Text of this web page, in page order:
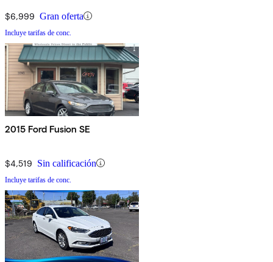
$6,999 Gran oferta
Incluye tarifas de conc.
2015 Ford Fusion SE
$4,519 Sin calificación
Incluye tarifas de conc.